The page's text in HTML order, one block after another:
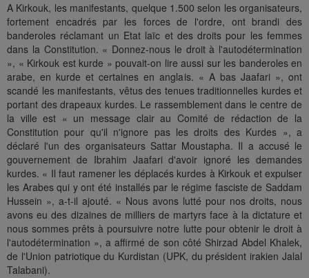
A Kirkouk, les manifestants, quelque 1.500 selon les organisateurs,
fortement encadrés par les forces de l'ordre, ont brandi des
banderoles réclamant un Etat laïc et des droits pour les femmes
dans la Constitution. « Donnez-nous le droit à l'autodétermination
», « Kirkouk est kurde » pouvait-on lire aussi sur les banderoles en
arabe, en kurde et certaines en anglais. « A bas Jaafari », ont
scandé les manifestants, vêtus des tenues traditionnelles kurdes et
portant des drapeaux kurdes. Le rassemblement dans le centre de
la ville est « un message clair au Comité de rédaction de la
Constitution pour qu'il n'ignore pas les droits des Kurdes », a
déclaré l'un des organisateurs Sattar Moustapha. Il a accusé le
gouvernement de Ibrahim Jaafari d'avoir ignoré les demandes
kurdes. « Il faut ramener les déplacés kurdes à Kirkouk et expulser
les Arabes qui y ont été installés par le régime fasciste de Saddam
Hussein », a-t-il ajouté. « Nous avons lutté pour nos droits, nous
avons eu des dizaines de milliers de martyrs face à la dictature et
nous sommes prêts à poursuivre notre lutte pour obtenir le droit à
l'autodétermination », a affirmé de son côté Shirzad Abdel Khalek,
de l'Union patriotique du Kurdistan (UPK, du président irakien Jalal
Talabani).